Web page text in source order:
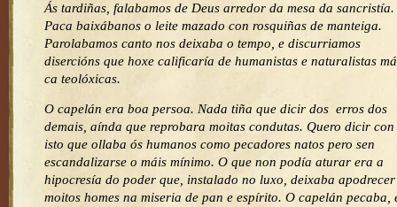
Ás tardiñas, falabamos de Deus arredor da mesa da sancristía.
Paca baixábanos o leite mazado con rosquiñas de manteiga.
Parolabamos canto nos deixaba o tempo, e discurriamos
disercións que hoxe calificaría de humanistas e naturalistas
ca teolóxicas.
O capelán era boa persoa. Nada tiña que dicir dos erros dos
demais, aínda que reprobara moitas condutas. Quero dicir con
isto que ollaba ós humanos como pecadores natos pero sen
escandalizarse o máis mínimo. O que non podía aturar era a
hipocresía do poder que, instalado no luxo, deixaba
moitos homes na miseria de pan e espírito. O capelán pecaba,